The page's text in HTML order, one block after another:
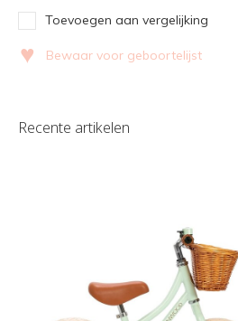
Toevoegen aan vergelijking
♥ Bewaar voor geboortelijst
Recente artikelen